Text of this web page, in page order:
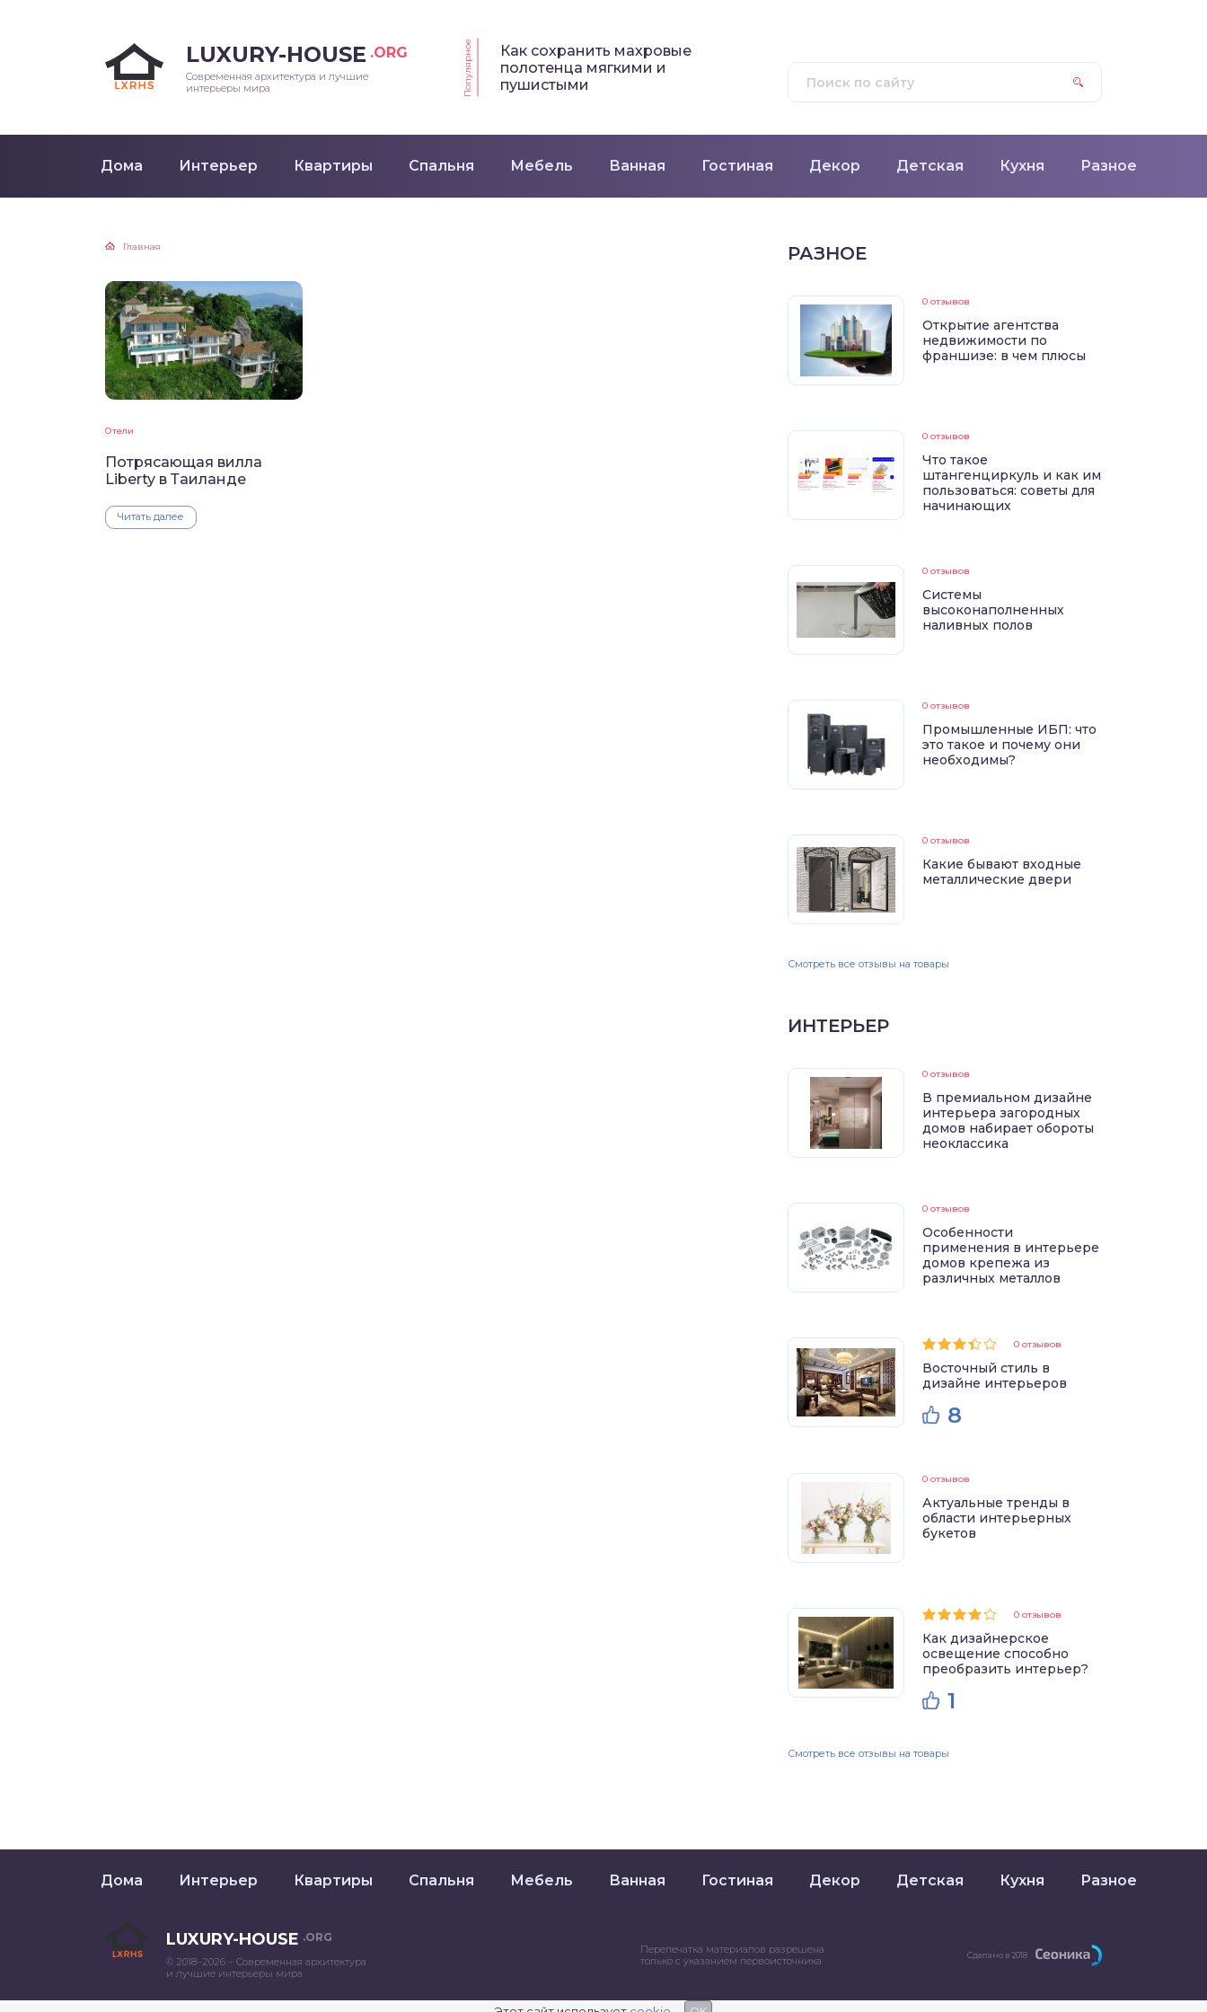
LUXURY-HOUSE .ORG
Современная архитектура и лучшие
интерьеры мира
Популярное
Как сохранить махровые
полотенца мягкими и
пушистыми
Дома Интерьер Квартиры Спальня Мебель Ванная Гостиная Декор Детская Кухня Разное
Главная
Отели
Потрясающая вилла
Liberty в Таиланде
Читать далее
РАЗНОЕ
0 отзывов
Открытие агентства
недвижимости по
франшизе: в чем плюсы
0 отзывов
Что такое
штангенциркуль и как им
пользоваться: советы для
начинающих
0 отзывов
Системы
высоконаполненных
наливных полов
0 отзывов
Промышленные ИБП: что
это такое и почему они
необходимы?
0 отзывов
Какие бывают входные
металлические двери
Смотреть все отзывы на товары
ИНТЕРЬЕР
0 отзывов
В премиальном дизайне
интерьера загородных
домов набирает обороты
неоклассика
0 отзывов
Особенности
применения в интерьере
домов крепежа из
различных металлов
0 отзывов
Восточный стиль в
дизайне интерьеров
8
0 отзывов
Актуальные тренды в
области интерьерных
букетов
0 отзывов
Как дизайнерское
освещение способно
преобразить интерьер?
1
Смотреть все отзывы на товары
Дома Интерьер Квартиры Спальня Мебель Ванная Гостиная Декор Детская Кухня Разное
LUXURY-HOUSE .ORG
© 2018–2026 – Современная архитектура
и лучшие интерьеры мира
Перепечатка материалов разрешена
только с указанием первоисточника
Сделано в 2018